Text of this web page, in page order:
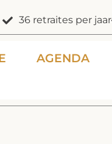
36 retraites per jaar
AGENDA